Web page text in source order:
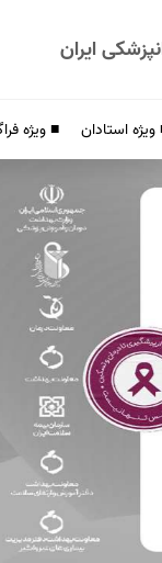
ایران
استادان ■ ویژه